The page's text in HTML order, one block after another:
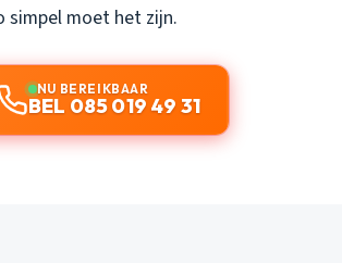
simpel moet het zijn.
NU BEREIKBAAR
BEL 085 019 49 31